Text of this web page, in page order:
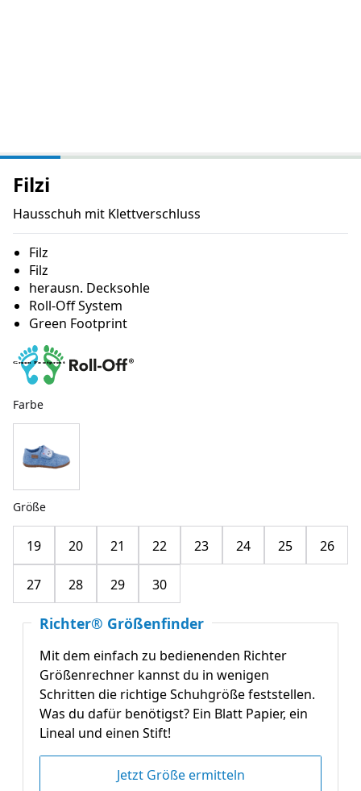
Filzi
Hausschuh mit Klettverschluss
Filz
Filz
herausn. Decksohle
Roll-Off System
Green Footprint
Farbe
Größe
19 20 21 22 23 24 25 26
27 28 29 30
Richter® Größenfinder
Mit dem einfach zu bedienenden Richter
Größenrechner kannst du in wenigen
Schritten die richtige Schuhgröße feststellen.
Was du dafür benötigst? Ein Blatt Papier, ein
Lineal und einen Stift!
Jetzt Größe ermitteln